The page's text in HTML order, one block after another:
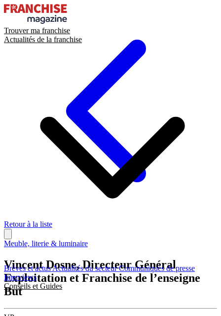
Trouver ma franchise
Actualités de la franchise
Brèves et actusActualités du secteurCommuniqués de presse
Interviews
Conseils et Guides
Retour à la liste
Meuble, literie & luminaire
Vincent Dosne, Directeur Général
Exploitation et Franchise de l’enseigne
But